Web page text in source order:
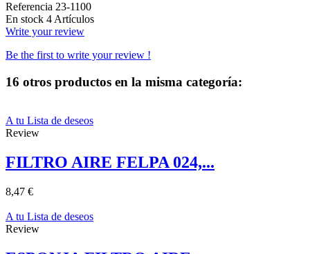
Referencia 23-1100
En stock 4 Artículos
Write your review
Be the first to write your review !
16 otros productos en la misma categoría:
A tu Lista de deseos
Review
FILTRO AIRE FELPA 024,...
8,47 €
A tu Lista de deseos
Review